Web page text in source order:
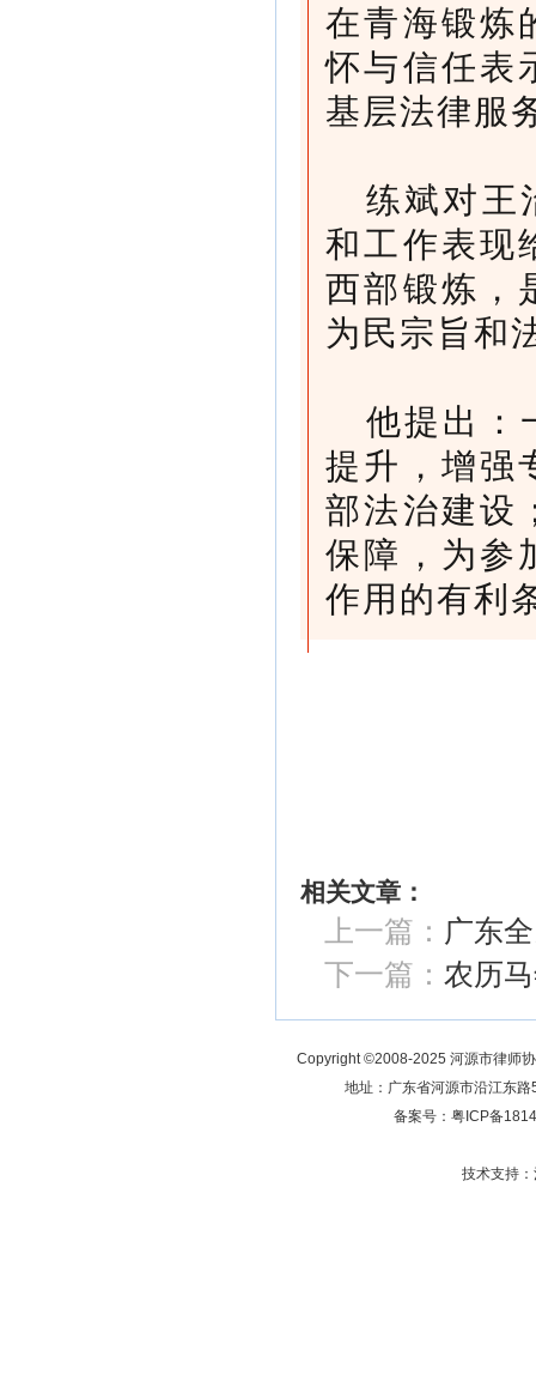
在青海锻炼
怀与信任表
基层法律服
练斌对王
和工作表现
西部锻炼，
为民宗旨和
他提出：
提升，增强
部法治建设
保障，为参
作用的有利
相关文章：
上一篇： 广东
下一篇： 农历
Copyright ©2008-2025 河源市律师
地址：广东省河源市沿江东
备案号：粤ICP备
技术支持